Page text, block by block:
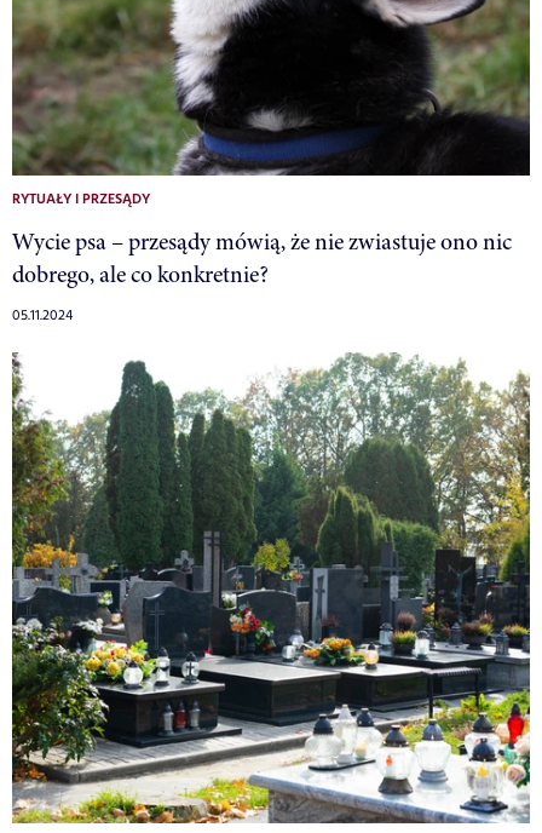
RYTUAŁY I PRZESĄDY
Wycie psa – przesądy mówią, że nie zwiastuje ono nic
dobrego, ale co konkretnie?
05.11.2024